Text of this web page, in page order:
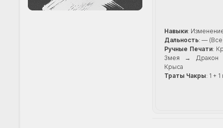
Навыки:
Дальность: —
Ручные Печати:
Змея →
Крыса
Траты Чакры: 1 +